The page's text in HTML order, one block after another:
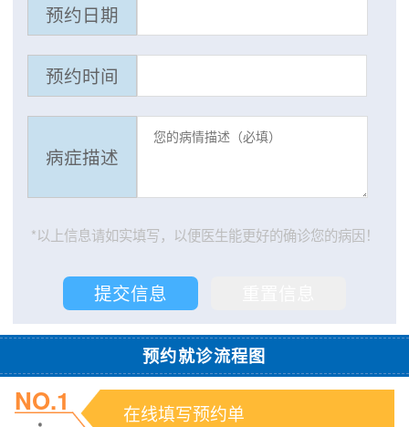
预约日期
预约时间
病症描述
*以上信息请如实填写，以便医生能更好的确诊您的病因！
预约就诊流程图
NO.1 在线填写预约单